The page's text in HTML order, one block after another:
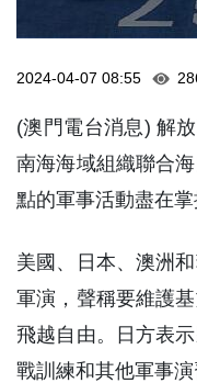
美國、日本、澳洲
軍演，聲稱要維護
飛越自由。日方表
戰訓練和其他軍事演
艦機安全與國家安
越自由為名，危害
依法依規回應一切